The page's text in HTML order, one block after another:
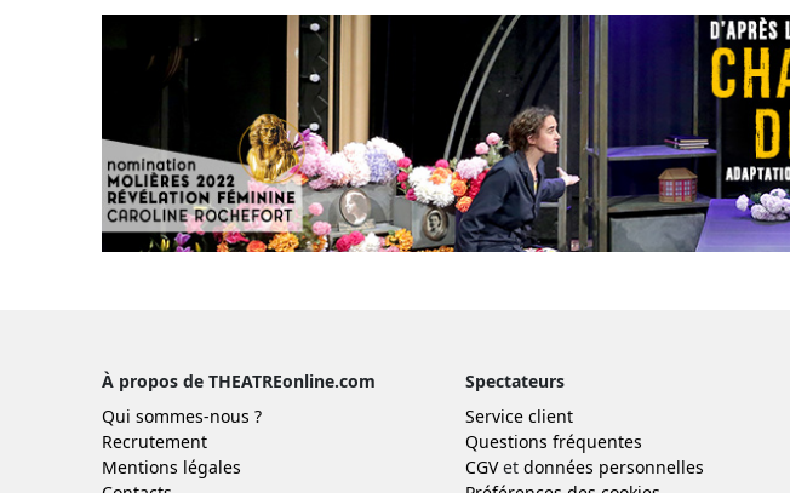
À propos de THEATREonline.com
Qui sommes-nous ?
Recrutement
Mentions légales
Spectateurs
Service client
Questions fréquentes
CGVet données personnelles